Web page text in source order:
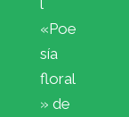
«Poe
sía
floral
» de